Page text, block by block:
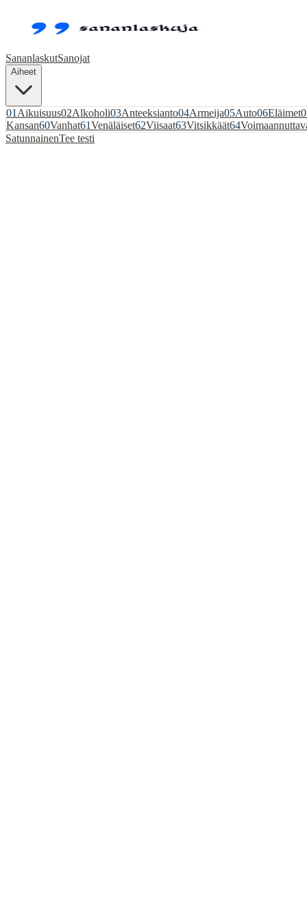
SananlaskutSanojat
Aiheet
01 Aikuisuus02Alkoholi03Anteeksianto04Armeija05Auto06Eläimet
Kansan60Vanhat61Venäläiset62Viisaat63Vitsikkäät64
SatunnainenTee testi